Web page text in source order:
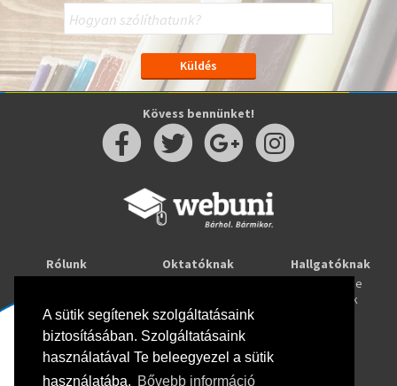
A sütik segítenek szolgáltatásaink
biztosításában. Szolgáltatásaink
használatával Te beleegyezel a sütik
használatába. Bővebb információ
Kövess bennünket!
Rólunk
Oktatóknak
Webuni Stúdió
Hallgatóknak
Tanulj online
Képzések
Info
Adatkezelési tájékoztató
ÁSZF